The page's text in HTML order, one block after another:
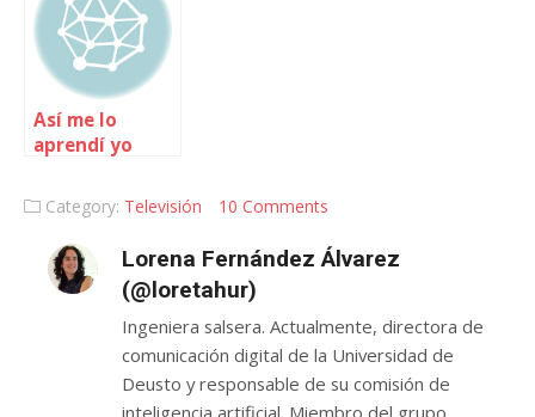
Así me lo
aprendí yo
Category: Televisión 10 Comments
Lorena Fernández Álvarez
(@loretahur)
Ingeniera salsera. Actualmente, directora de
comunicación digital de la Universidad de
Deusto y responsable de su comisión de
inteligencia artificial. Miembro del grupo